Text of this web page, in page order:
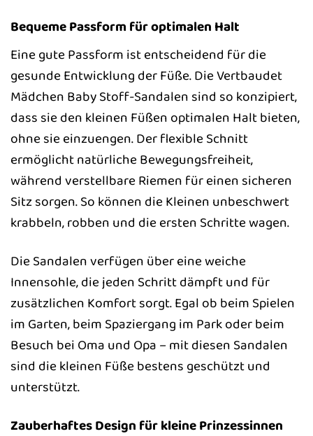
Bequeme Passform für optimalen Halt
Eine gute Passform ist entscheidend für die
gesunde Entwicklung der Füße. Die Vertbaudet
Mädchen Baby Stoff-Sandalen sind so konzipiert,
dass sie den kleinen Füßen optimalen Halt bieten,
ohne sie einzuengen. Der flexible Schnitt
ermöglicht natürliche Bewegungsfreiheit,
während verstellbare Riemen für einen sicheren
Sitz sorgen. So können die Kleinen unbeschwert
krabbeln, robben und die ersten Schritte wagen.
Die Sandalen verfügen über eine weiche
Innensohle, die jeden Schritt dämpft und für
zusätzlichen Komfort sorgt. Egal ob beim Spielen
im Garten, beim Spaziergang im Park oder beim
Besuch bei Oma und Opa – mit diesen Sandalen
sind die kleinen Füße bestens geschützt und
unterstützt.
Zauberhaftes Design für kleine Prinzessinnen